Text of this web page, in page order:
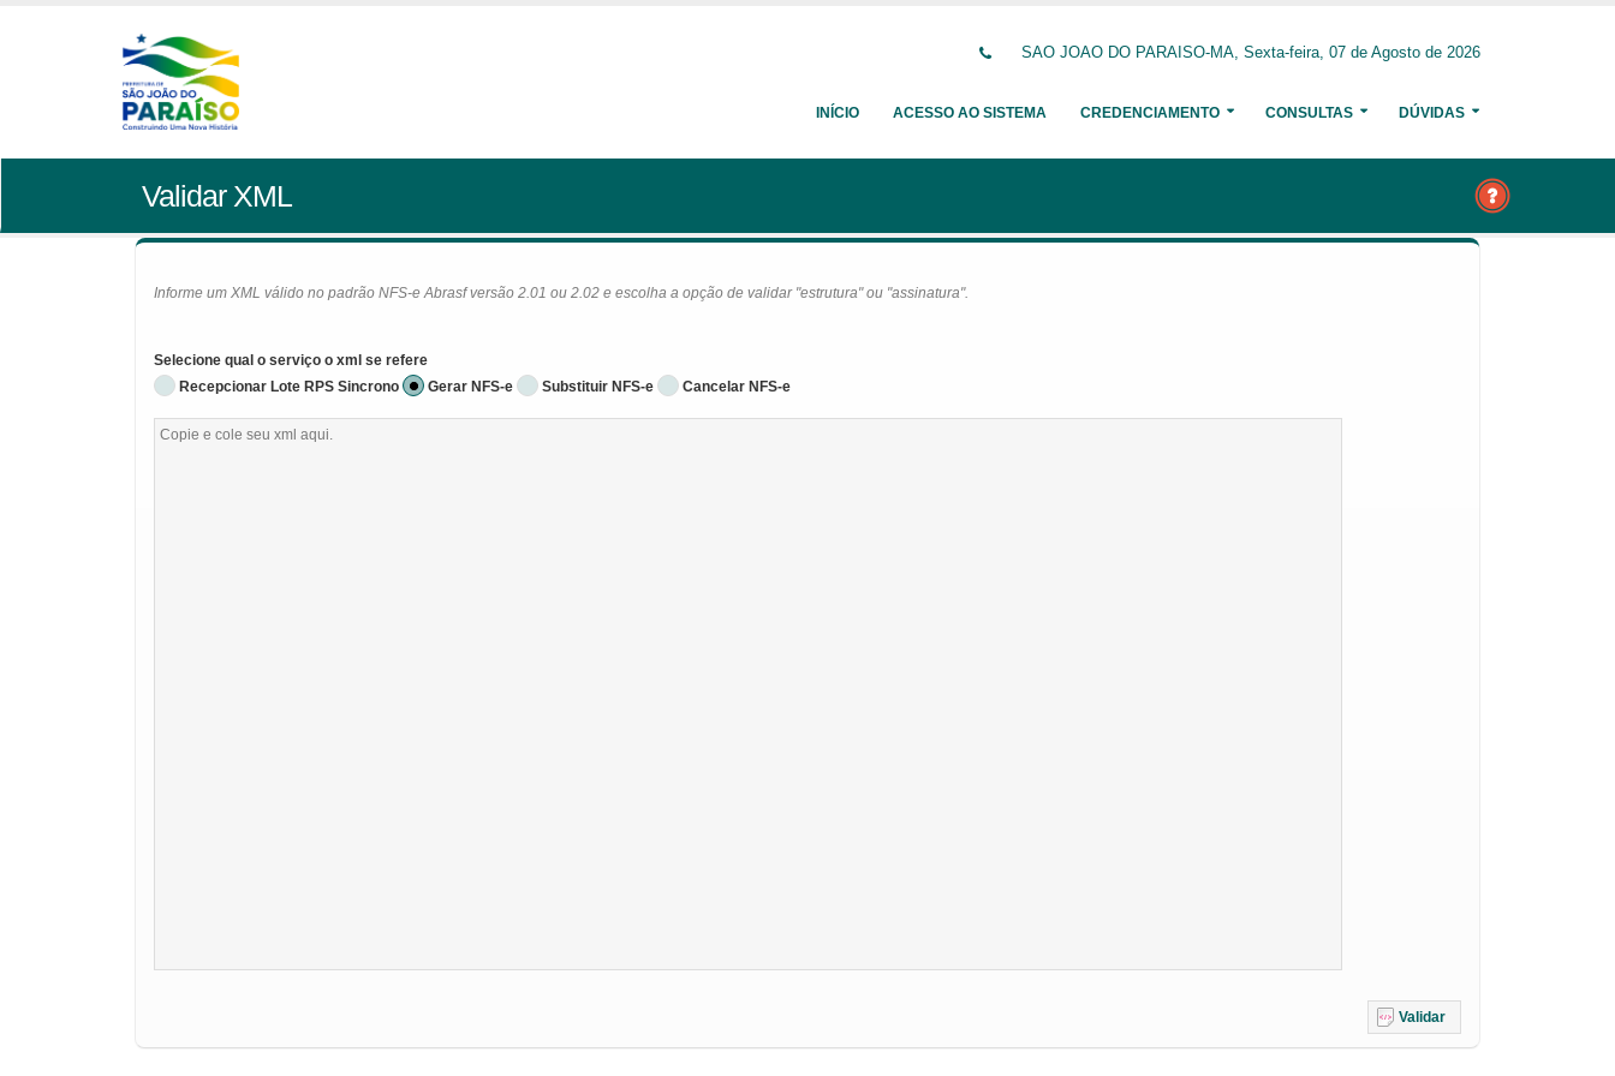
SAO JOAO DO PARAISO-MA, Sexta-feira, 07 de Agosto de 2026
INÍCIO ACESSO AO SISTEMA CREDENCIAMENTO CONSULTAS DÚVIDAS
Validar XML
Informe um XML válido no padrão NFS-e Abrasf versão 2.01 ou 2.02 e escolha a opção de validar "estrutura" ou "assinatura".
Selecione qual o serviço o xml se refere
Recepcionar Lote RPS Sincrono
Gerar NFS-e Substituir NFS-e Cancelar NFS-e
Validar